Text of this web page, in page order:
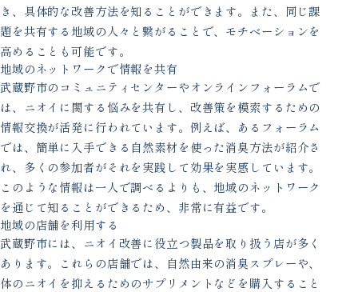
き、具体的な改善方法を知ることができます。また、同じ課
題を共有する地域の人々と繋がることで、モチベーションを
高めることも可能です。
地域のネットワークで情報を共有
武蔵野市のコミュニティセンターやオンラインフォーラムで
は、ニオイに関する悩みを共有し、改善策を模索するための
情報交換が活発に行われています。例えば、あるフォーラム
では、簡単に入手できる自然素材を使った消臭方法が紹介さ
れ、多くの参加者がそれを実践して効果を実感しています。
このような情報は一人で調べるよりも、地域のネットワーク
を通じて知ることができるため、非常に有益です。
地域の店舗を利用する
武蔵野市には、ニオイ改善に役立つ製品を取り扱う店が多く
あります。これらの店舗では、自然由来の消臭スプレーや、
体のニオイを抑えるためのサプリメントなどを購入すること